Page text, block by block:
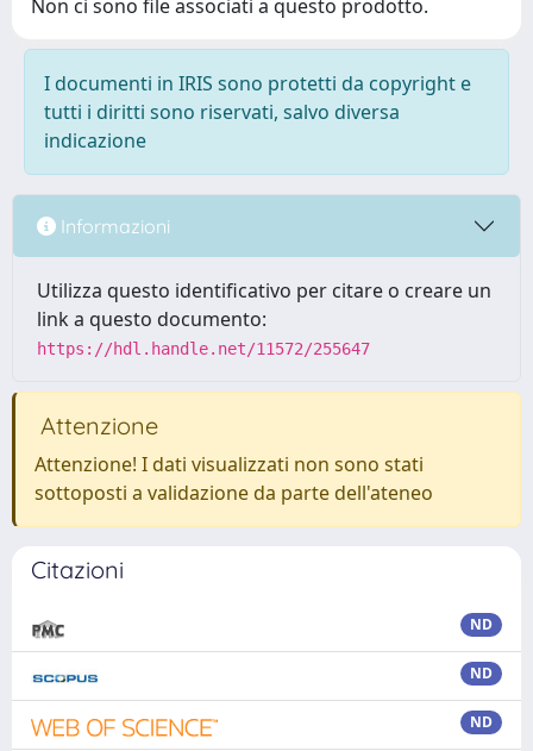
Non ci sono file associati a questo prodotto.
I documenti in IRIS sono protetti da copyright e
tutti i diritti sono riservati, salvo diversa
indicazione
Informazioni
Utilizza questo identificativo per citare o creare un
link a questo documento:
https://hdl.handle.net/11572/255647
Attenzione
Attenzione! I dati visualizzati non sono stati
sottoposti a validazione da parte dell'ateneo
Citazioni
ND
ND
ND